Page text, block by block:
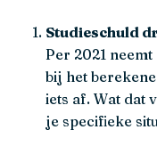
Studieschuld
Per 2021
bij het
iets af. Wat dat
je specifieke